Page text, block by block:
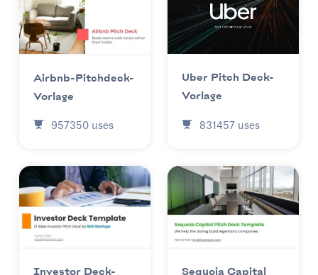
Airbnb-Pitchdeck-
Vorlage
957350 uses
Uber Pitch Deck-
Vorlage
831457 uses
Investor Deck-
Sequoia Capital